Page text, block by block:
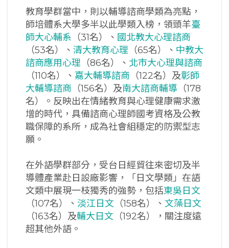
教育學群當中，則以輔導諮商學類為亮點，
師培體系大學多半以此學類入榜，領頭羊臺
師大心輔系 （31名）、 國北教大心理諮商
（53名）、 清大教育心理 （65名）、 中教大
諮商應用心理 （86名）、 北市大心理與諮商
（110名）、 嘉大輔導諮商 （122名）及彰師
大輔導諮商 （156名）及南大諮商輔導 （178
名）。反映出在情緒教育與心理健康需求激
增的時代，具備諮商心理師國考資格及公教
職保障的系所，成為社會組穩定的防禦型志
願。
在外語學群部分，受台日經貿往來密切及半
導體產業赴日設廠影響，「日文學類」在語
文類中展現一枝獨秀的強勢，包括東吳日文
（107名）、 淡江日文 （158名）、 文藻日文
（163名）及輔大日文 （192名），關注度遠
超其他外語。